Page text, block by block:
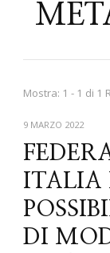
Mostra: 1 - 1 di 1
9 MARZO 2022
ITALIA
DI